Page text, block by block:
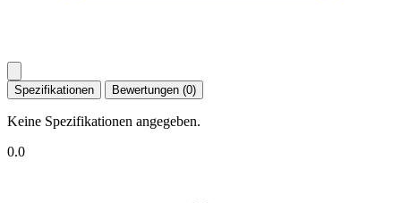
Spezifikationen Bewertungen (0)
Keine Spezifikationen angegeben.
0.0